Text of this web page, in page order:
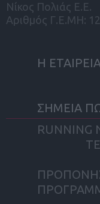
Νίκος Πολιάς Ε.Ε.
Αριθμός Γ.Ε.ΜΗ:
Η
ΣΗΜΕΙΑ
RUNNING